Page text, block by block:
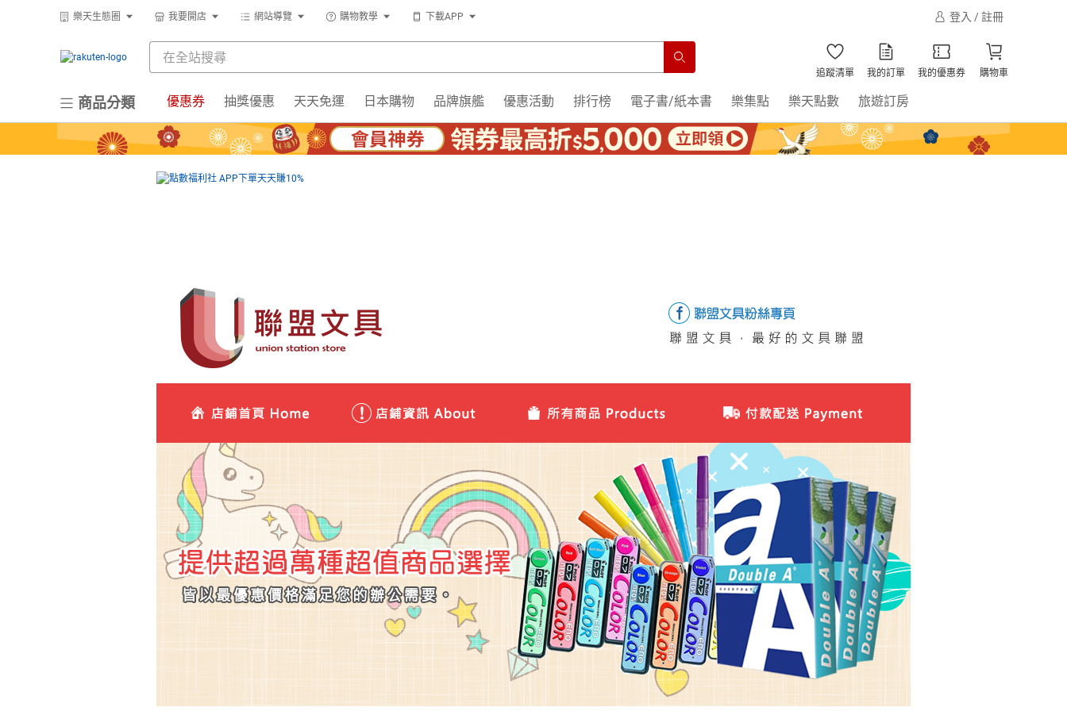
樂天生態圈 我要開店 網站導覽 購物教學 下載APP 登入 / 註冊
追蹤清單 我的訂單 我的優惠券 購物車
商品分類 優惠券 抽獎優惠 天天免運 日本購物 品牌旗艦 優惠活動 排行榜 電子書/紙本書 樂集點 樂天點數 旅遊訂房